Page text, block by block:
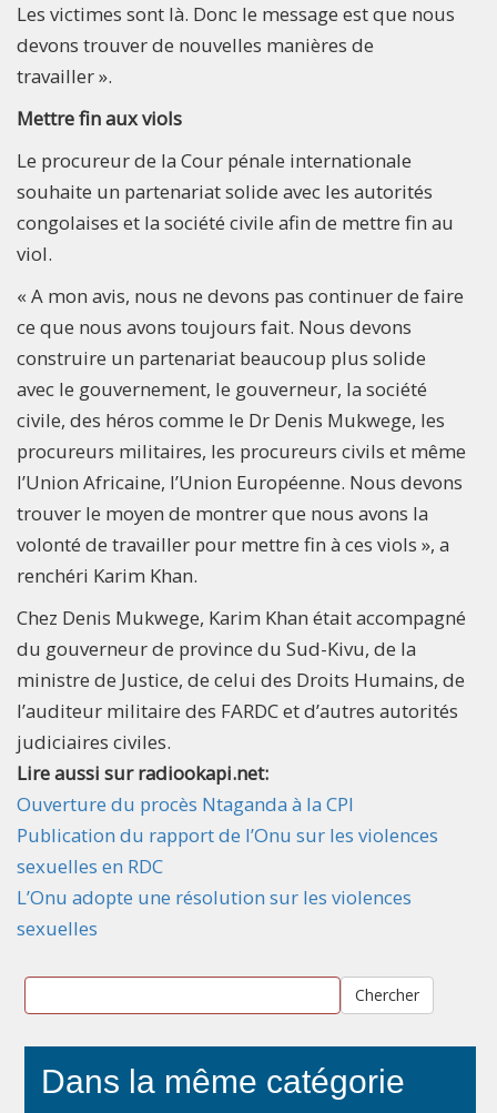
Les victimes sont là. Donc le message est que nous
devons trouver de nouvelles manières de
travailler ».
Mettre fin aux viols
Le procureur de la Cour pénale internationale
souhaite un partenariat solide avec les autorités
congolaises et la société civile afin de mettre fin au
viol.
« A mon avis, nous ne devons pas continuer de faire
ce que nous avons toujours fait. Nous devons
construire un partenariat beaucoup plus solide
avec le gouvernement, le gouverneur, la société
civile, des héros comme le Dr Denis Mukwege, les
procureurs militaires, les procureurs civils et même
l’Union Africaine, l’Union Européenne. Nous devons
trouver le moyen de montrer que nous avons la
volonté de travailler pour mettre fin à ces viols », a
renchéri Karim Khan.
Chez Denis Mukwege, Karim Khan était accompagné
du gouverneur de province du Sud-Kivu, de la
ministre de Justice, de celui des Droits Humains, de
l’auditeur militaire des FARDC et d’autres autorités
judiciaires civiles.
Lire aussi sur radiookapi.net:
Ouverture du procès Ntaganda à la CPI
Publication du rapport de l’Onu sur les violences
sexuelles en RDC
L’Onu adopte une résolution sur les violences
sexuelles
Chercher
Dans la même catégorie